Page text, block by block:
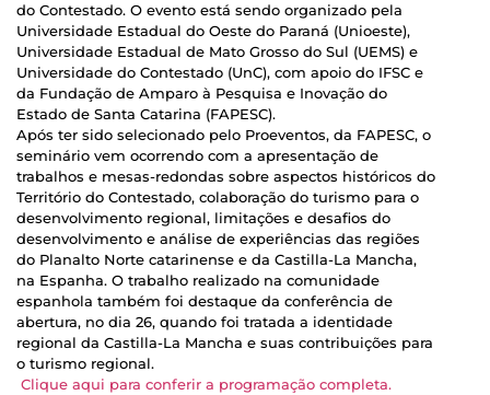
do Contestado. O evento está sendo organizado pela
Universidade Estadual do Oeste do Paraná (Unioeste),
Universidade Estadual de Mato Grosso do Sul (UEMS) e
Universidade do Contestado (UnC), com apoio do IFSC e
da Fundação de Amparo à Pesquisa e Inovação do
Estado de Santa Catarina (FAPESC).
Após ter sido selecionado pelo Proeventos, da FAPESC, o
seminário vem ocorrendo com a apresentação de
trabalhos e mesas-redondas sobre aspectos históricos do
Território do Contestado, colaboração do turismo para o
desenvolvimento regional, limitações e desafios do
desenvolvimento e análise de experiências das regiões
do Planalto Norte catarinense e da Castilla-La Mancha,
na Espanha. O trabalho realizado na comunidade
espanhola também foi destaque da conferência de
abertura, no dia 26, quando foi tratada a identidade
regional da Castilla-La Mancha e suas contribuições para
o turismo regional.
Clique aqui para conferir a programação completa.